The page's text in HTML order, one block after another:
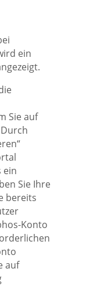
ein
Sie auf
ein
Sie Ihre
bereits
Konto
auf